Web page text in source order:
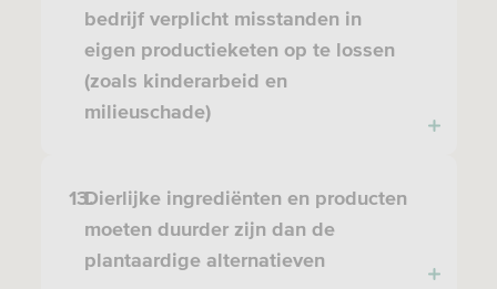
bedrijf verplicht misstanden in
eigen productieketen op te lossen
(zoals kinderarbeid en
milieuschade)
13.Dierlijke ingrediënten en producten
moeten duurder zijn dan de
plantaardige alternatieven